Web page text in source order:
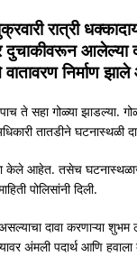
रात्री
दुचाकीवरून आलेल्या
वातावरण निर्माण
ते सहा गोळ्या झाडल्या.
तातडीने घटनास्थळी
केले आहेत. तसेच
पोलिसांनी दिली.
दावा करणाऱ्या
अंमली पदार्थ आणि